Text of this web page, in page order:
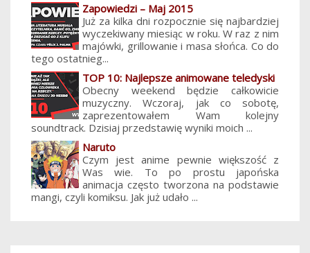
Zapowiedzi – Maj 2015
Już za kilka dni rozpocznie się najbardziej
wyczekiwany miesiąc w roku. W raz z nim
majówki, grillowanie i masa słońca. Co do
tego ostatnieg...
TOP 10: Najlepsze animowane teledyski
Obecny weekend będzie całkowicie
muzyczny. Wczoraj, jak co sobotę,
zaprezentowałem Wam kolejny
soundtrack. Dzisiaj przedstawię wyniki moich ...
Naruto
Czym jest anime pewnie większość z
Was wie. To po prostu japońska
animacja często tworzona na podstawie
mangi, czyli komiksu. Jak już udało ...